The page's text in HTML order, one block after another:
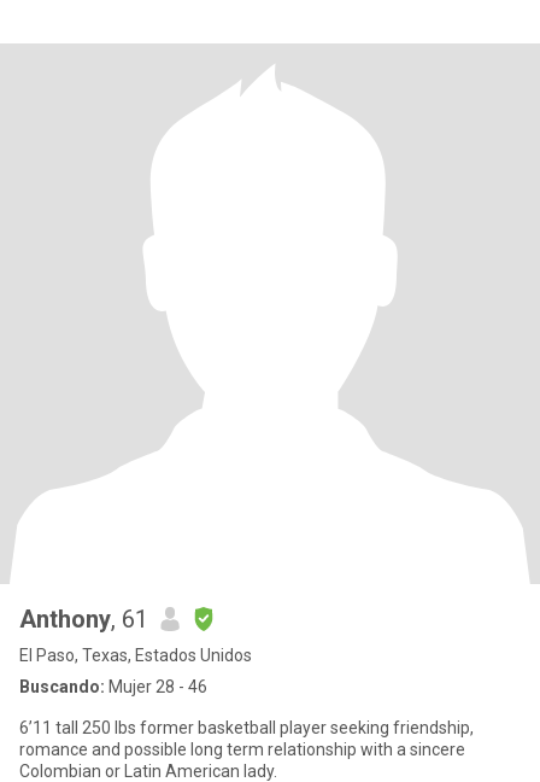
Anthony, 61
El Paso, Texas, Estados Unidos
Buscando: Mujer 28 - 46
6’11 tall 250 lbs former basketball player seeking friendship,
romance and possible long term relationship with a sincere
Colombian or Latin American lady.